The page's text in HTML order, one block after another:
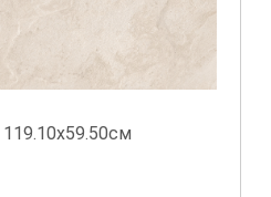
119.10x59.50см